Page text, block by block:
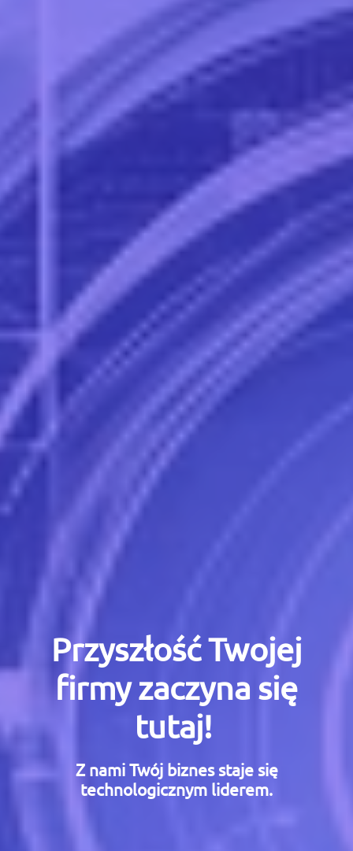
Przyszłość Twojej
firmy zaczyna się
tutaj!
Z nami Twój biznes staje się
technologicznym liderem.